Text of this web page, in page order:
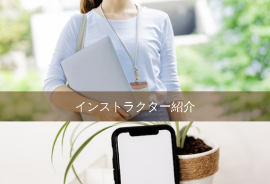
インストラクター紹介